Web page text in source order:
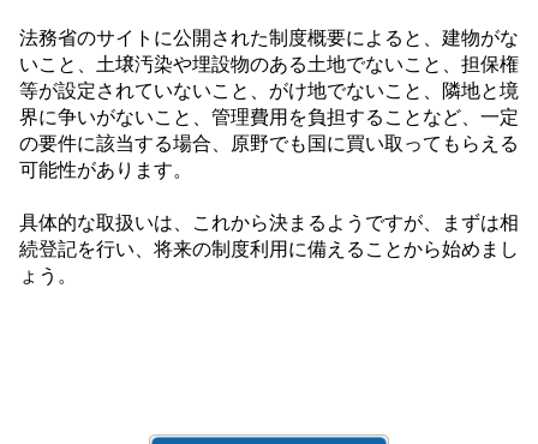
法務省のサイトに公開された制度概要によると、建物がな
いこと、土壌汚染や埋設物のある土地でないこと、担保権
等が設定されていないこと、がけ地でないこと、隣地と境
界に争いがないこと、管理費用を負担することなど、一定
の要件に該当する場合、原野でも国に買い取ってもらえる
可能性があります。
具体的な取扱いは、これから決まるようですが、まずは相
続登記を行い、将来の制度利用に備えることから始めまし
ょう。